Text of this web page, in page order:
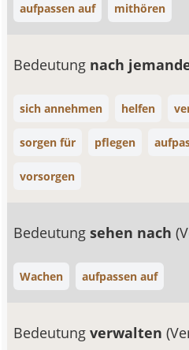
aufpassen auf mithören
Bedeutung nach
sich annehmen helfen
sorgen für pflegen
vorsorgen
Bedeutungsehen nach
Wachen aufpassen auf
Bedeutungverwalten